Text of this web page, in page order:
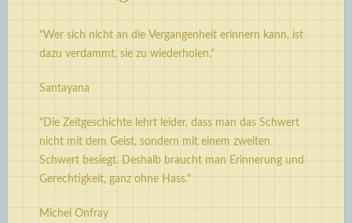
"Wer sich nicht an die Vergangenheit erinnern kann, ist
dazu verdammt, sie zu wiederholen."
Santayana
"Die Zeitgeschichte lehrt leider, dass man das Schwert
nicht mit dem Geist, sondern mit einem zweiten
Schwert besiegt. Deshalb braucht man Erinnerung und
Gerechtigkeit, ganz ohne Hass."
Michel Onfray